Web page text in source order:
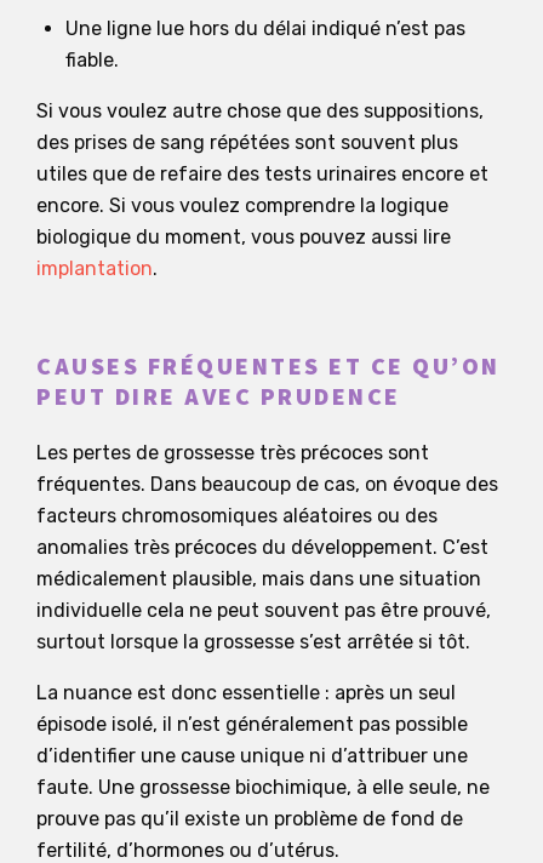
Une ligne lue hors du délai indiqué n’est pas
fiable.
Si vous voulez autre chose que des suppositions,
des prises de sang répétées sont souvent plus
utiles que de refaire des tests urinaires encore et
encore. Si vous voulez comprendre la logique
biologique du moment, vous pouvez aussi lire
implantation.
CAUSES FRÉQUENTES ET CE QU’ON
PEUT DIRE AVEC PRUDENCE
Les pertes de grossesse très précoces sont
fréquentes. Dans beaucoup de cas, on évoque des
facteurs chromosomiques aléatoires ou des
anomalies très précoces du développement. C’est
médicalement plausible, mais dans une situation
individuelle cela ne peut souvent pas être prouvé,
surtout lorsque la grossesse s’est arrêtée si tôt.
La nuance est donc essentielle : après un seul
épisode isolé, il n’est généralement pas possible
d’identifier une cause unique ni d’attribuer une
faute. Une grossesse biochimique, à elle seule, ne
prouve pas qu’il existe un problème de fond de
fertilité, d’hormones ou d’utérus.